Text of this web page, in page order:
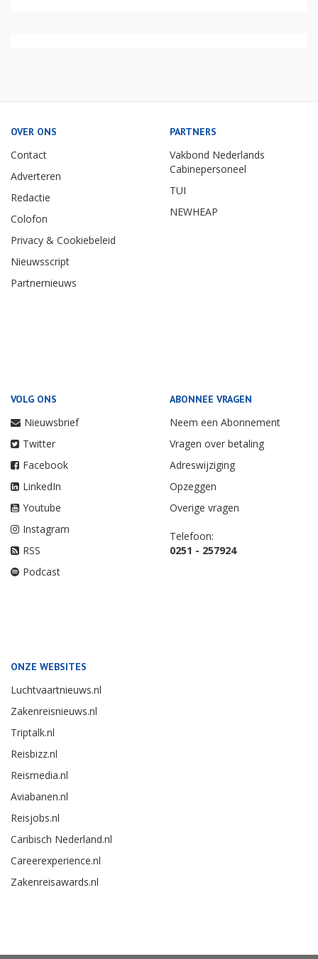
OVER ONS
Contact
Adverteren
Redactie
Colofon
Privacy & Cookiebeleid
Nieuwsscript
Partnernieuws
PARTNERS
Vakbond Nederlands
Cabinepersoneel
TUI
NEWHEAP
VOLG ONS
Nieuwsbrief
Twitter
Facebook
LinkedIn
Youtube
Instagram
RSS
Podcast
ABONNEE VRAGEN
Neem een Abonnement
Vragen over betaling
Adreswijziging
Opzeggen
Overige vragen
Telefoon:
0251 - 257924
ONZE WEBSITES
Luchtvaartnieuws.nl
Zakenreisnieuws.nl
Triptalk.nl
Reisbizz.nl
Reismedia.nl
Aviabanen.nl
Reisjobs.nl
Caribisch Nederland.nl
Careerexperience.nl
Zakenreisawards.nl